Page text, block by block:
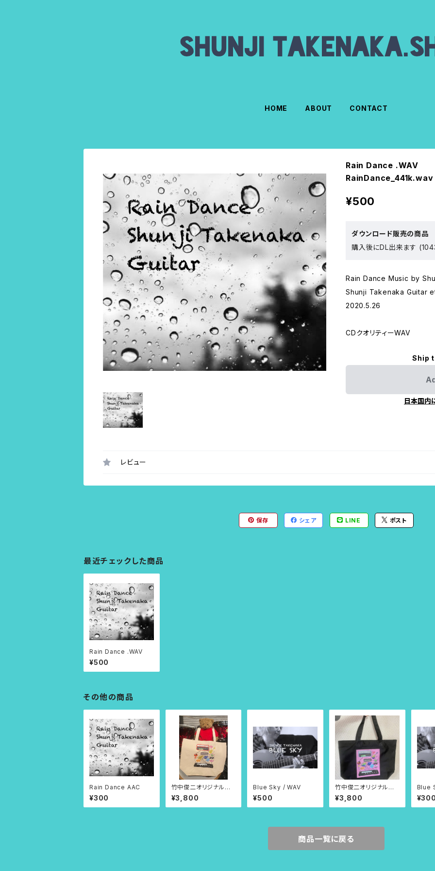
HOME ABOUT CONTACT
Rain Dance .WAV
RainDance_441k.wav
¥500
ダウンロード販売の商品
購入後にDL出来ます
Rain Dance Music by
Shunji Takenaka Guitar
2020.5.26
CDクオリティーWAV
Ship
日本国内
レビュー
保存 シェア LINE ポスト
最近チェックした商品
Rain Dance .WAV
¥500
その他の商品
Rain Dance AAC
¥300
竹中俊二オリジナルデ
ザイン トートバック（大）
¥3,800
Blue Sky / WAV
¥500
竹中俊二オリジナルデ
ザイントートバッグ（中）
ファスナー付き。
¥3,800
Blue
商品一覧に戻る